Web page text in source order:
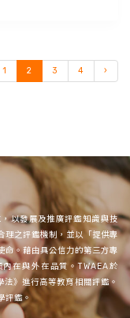
1 2 3 4 ›
以發展及推廣評鑑知識與技
理之評鑑機制，並以「提供專
命。藉由具公信力的第三方專
在與外在品質。TWAEA於
》進行高等教育相關評鑑。
評鑑。